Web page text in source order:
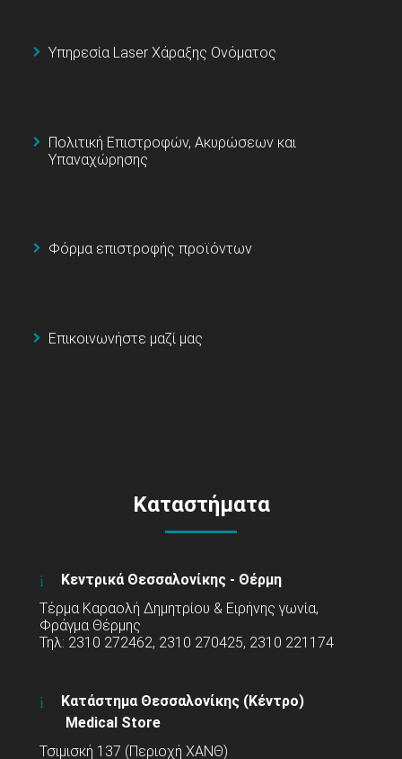
Υπηρεσία Laser Χάραξης Ονόματος
Πολιτική Επιστροφών, Ακυρώσεων και
Υπαναχώρησης
Φόρμα επιστροφής προϊόντων
Επικοινωνήστε μαζί μας
Καταστήματα
Κεντρικά Θεσσαλονίκης - Θέρμη
Τέρμα Καραολή Δημητρίου & Ειρήνης γωνία,
Φράγμα Θέρμης
Τηλ: 2310 272462, 2310 270425, 2310 221174
Κατάστημα Θεσσαλονίκης (Κέντρο)
Medical Store
Τσιμισκή 137 (Περιοχή ΧΑΝΘ)